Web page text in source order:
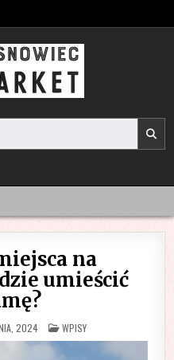
na
umieścić
2024 POSTED
IN
WPISY